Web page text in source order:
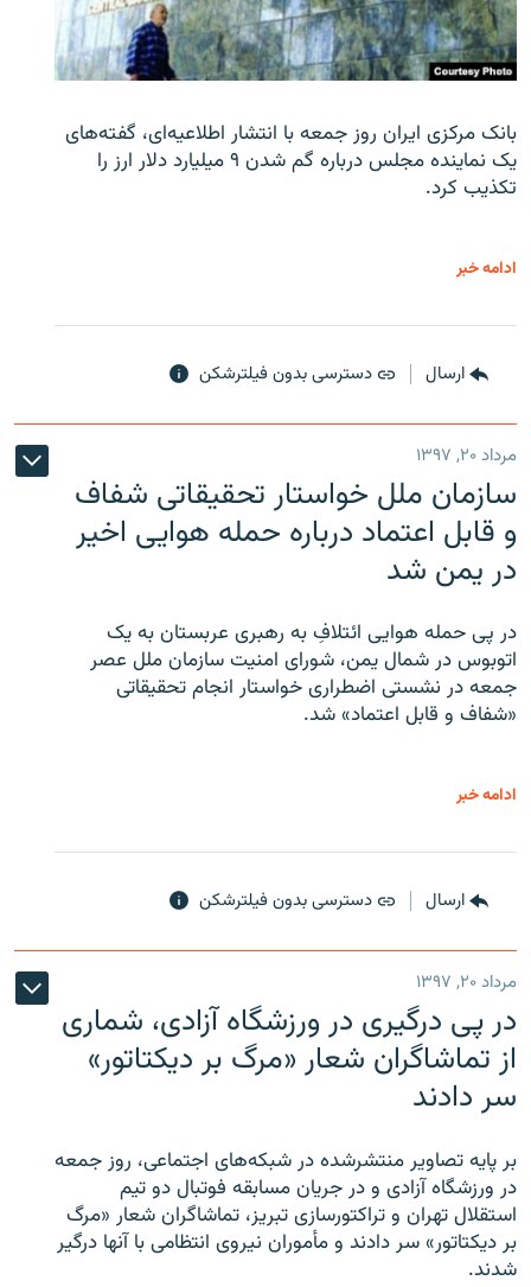
بانک مرکزی ایران روز جمعه با انتشار اطلاعیه‌ای، گفته‌های
یک نماینده مجلس درباره گم شدن ۹ میلیارد دلار ارز را
تکذیب کرد.
ادامه خبر
ارسال دسترسی بدون فیلترشکن
مرداد ۲۰, ۱۳۹۷
سازمان ملل خواستار تحقیقاتی شفاف
و قابل اعتماد درباره حمله هوایی اخیر
در یمن شد
در پی حمله هوایی ائتلافِ به رهبری عربستان به یک
اتوبوس در شمال یمن، شورای امنیت سازمان ملل عصر
جمعه در نشستی اضطراری خواستار انجام تحقیقاتی
«شفاف و قابل اعتماد» شد.
ادامه خبر
ارسال دسترسی بدون فیلترشکن
مرداد ۲۰, ۱۳۹۷
در پی درگیری در ورزشگاه آزادی، شماری
از تماشاگران شعار «مرگ بر دیکتاتور»
سر دادند
بر پایه تصاویر منتشرشده در شبکه‌های اجتماعی، روز جمعه
در ورزشگاه آزادی و در جریان مسابقه فوتبال دو تیم
استقلال تهران و تراکتورسازی تبریز، تماشاگران شعار «مرگ
بر دیکتاتور» سر دادند و مأموران نیروی انتظامی با آنها درگیر
شدند.